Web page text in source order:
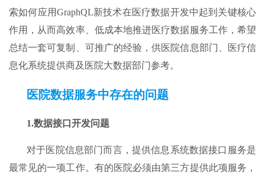
索如何应用GraphQL新技术在医疗数据开发中起到关键核心
作用，从而高效率、低成本地推进医疗数据服务工作，希望
总结一套可复制、可推广的经验，供医院信息部门、医疗信
息化系统提供商及医院大数据部门参考。
医院数据服务中存在的问题
1.数据接口开发问题
对于医院信息部门而言，提供信息系统数据接口服务是
最常见的一项工作。有的医院必须由第三方提供此项服务，